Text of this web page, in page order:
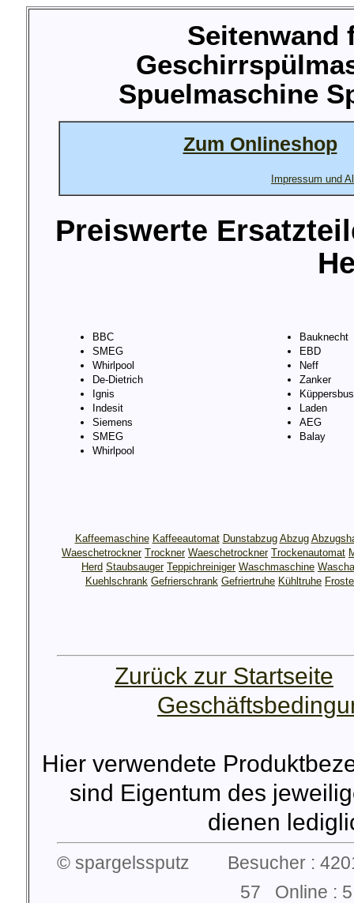
Seitenwand
Spuelmaschine
Zum Onlineshop
Impressum und
Preiswerte
BBC
SMEG
Whirlpool
De-Dietrich
Ignis
Indesit
Siemens
SMEG
Whirlpool
Bauknecht
EBD
Neff
Zanker
Laden
AEG
Balay
Kaffeemaschine Kaffeeautomat Dunstabzug Abzug
Waeschetrockner Trockner Waeschetrockner Trockenautomat
Herd Staubsauger Teppichreiniger Waschmaschine
Kuehlschrank Gefrierschrank Gefriertruhe Kühltruhe
Zurück zur Startseite
Hier verwendete
sind Eigentum des
dienen
© spargelssputz Besucher :
57 Online